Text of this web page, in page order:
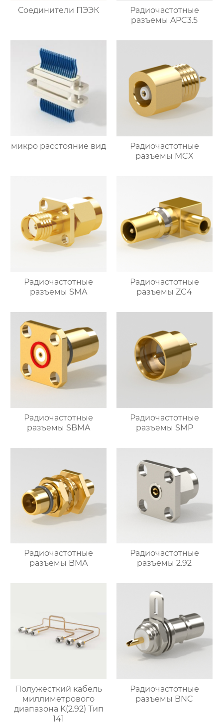
Соединители ПЭЭК
Радиочастотные
разъемы APC3.5
микро расстояние вид
Радиочастотные
разъемы MCX
Радиочастотные
разъемы SMA
Радиочастотные
разъемы ZC4
Радиочастотные
разъемы SBMA
Радиочастотные
разъемы SMP
Радиочастотные
разъемы BMA
Радиочастотные
разъемы 2.92
Полужесткий кабель
миллиметрового
диапазона K(2.92) Тип
141
Радиочастотные
разъемы BNC